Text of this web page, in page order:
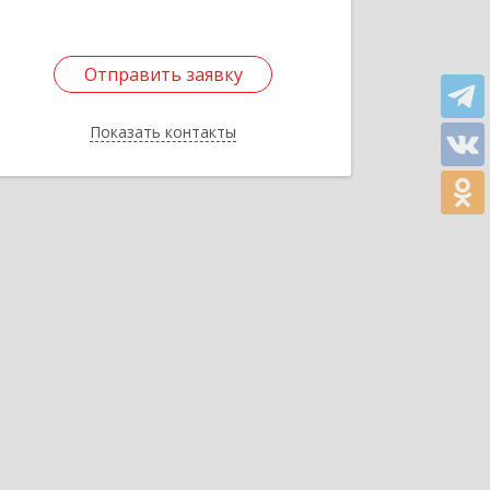
Отправить заявку
Показать контакты
Отправить заявку
Назад